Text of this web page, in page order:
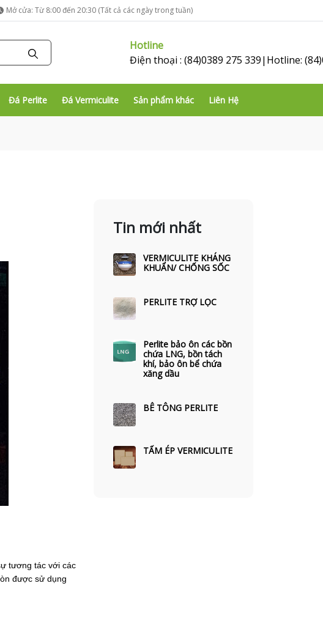
Mở cửa: Từ 8:00 đến 20:30 (Tất cả các ngày trong tuần)
Hotline
Điện thoại : (84)0389 275 339|Hotline:
Đá Perlite Đá Vermiculite Sản phẩm khác Liên Hệ
tương tác với các
được sử dụng
Tin mới nhất
VERMICULITE KHÁNG
KHUẨN/ CHỐNG SỐC
PERLITE TRỢ LỌC
Perlite bảo ôn các bồn
chứa LNG, bồn tách
khí, bảo ôn bể chứa
xăng dầu
BÊ TÔNG PERLITE
TẤM ÉP VERMICULITE